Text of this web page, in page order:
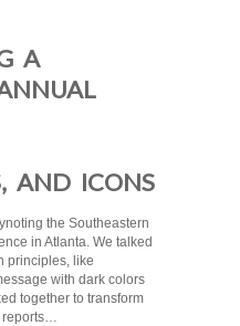
A
AND ICONS
the Southeastern
in Atlanta. We talked
principles, like
with dark colors
together to transform
reports…